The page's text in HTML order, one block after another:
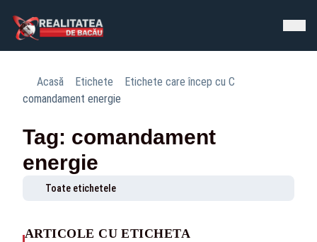
Acasă Etichete
Etichete care încep cu C
comandament energie
Tag: comandament
energie
Toate etichetele
ARTICOLE CU ETICHETA